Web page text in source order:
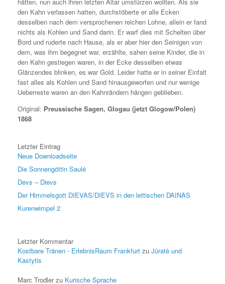
den Kahn verlassen hatten, durchstöberte er alle Ecken
desselben nach dem versprochenen reichen Lohne, allein er fand
nichts als Kohlen und Sand darin. Er warf dies mit Schelten über
Bord und ruderte nach Hause, als er aber hier den Seinigen von
dem, was ihm begegnet war, erzählte, sahen seine Kinder, die in
den Kahn gestiegen waren, in der Ecke desselben etwas
Glänzendes blinken, es war Gold. Leider hatte er in seiner Einfalt
fast alles als Kohlen und Sand hinausgeworfen und nur wenige
Ueberreste waren an den Kahnrändern hängen geblieben.
Original: Preussische Sagen, Glogau (jetzt Glogow/Polen)
1868
Letzter Eintrag
Neue Downloadseite
Die Sonnengöttin Saulé
Devs – Dievs
Der Himmelsgott DIEVAS/DIEVS in den lettischen DAINAS
Kurenwimpel 2
Letzter Kommentar
Kostbare Tränen - ErlebnisRaum Frankfurt zu Jūratė und
Kastytis
Marc Trodlerzu Kurische Sprache